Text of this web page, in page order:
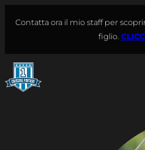
Contatta ora il mio staff per
figlio.Cerca